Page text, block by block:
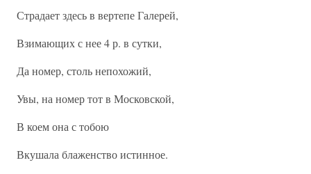
Страдает здесь в вертепе Галерей,
Взимающих с нее 4 р. в сутки,
Да номер, столь непохожий,
Увы, на номер тот в Московской,
В коем она с тобою
Вкушала блаженство истинное.